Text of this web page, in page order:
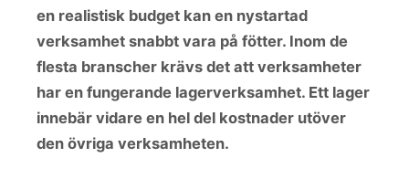
en realistisk budget kan en nystartad
verksamhet snabbt vara på fötter. Inom de
flesta branscher krävs det att verksamheter
har en fungerande lagerverksamhet. Ett lager
innebär vidare en hel del kostnader utöver
den övriga verksamheten.